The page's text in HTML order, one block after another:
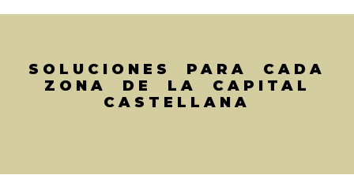
SOLUCIONES PARA CADA
ZONA DE LA CAPITAL
CASTELLANA